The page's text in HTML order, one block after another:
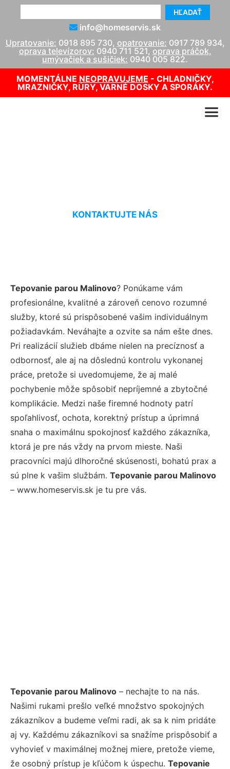
HĽADAŤ
info@homeservis.sk
Upratovanie: 0918 895 730, opatrovanie: 0917 789 934,
oprava televízorov: 0940 711 521, oprava práčok,
umývačiek a sušičiek: 0940 005 822.
MOMENTÁLNE NEOPRAVUJEME - CHLADNIČKY,
MRAZNIČKY, RÚRY, VARNÉ DOSKY A SPORÁKY.
KONTAKTUJTE NÁS
Tepovanie parou Malinovo? Ponúkame vám
profesionálne, kvalitné a zároveň cenovo rozumné
služby, ktoré sú prispôsobené vašim individuálnym
požiadavkám. Neváhajte a ozvite sa nám ešte dnes.
Pri realizácií služieb dbáme nielen na precíznosť a
odbornosť, ale aj na dôslednú kontrolu vykonanej
práce, pretože si uvedomujeme, že aj malé
pochybenie môže spôsobiť nepríjemné a zbytočné
komplikácie. Medzi naše firemné hodnoty patrí
spoľahlivosť, ochota, korektný prístup a úprimná
snaha o maximálnu spokojnosť každého zákazníka,
ktorá je pre nás vždy na prvom mieste. Naši
pracovníci majú dlhoročné skúsenosti, bohatú prax a
sú plne k vašim službám. Tepovanie parou Malinovo
– www.homeservis.sk je tu pre vás.
Tepovanie parou Malinovo – nechajte to na nás.
Našimi rukami prešlo veľké množstvo spokojných
zákazníkov a budeme veľmi radi, ak sa k nim pridáte
aj vy. Každému zákazníkovi sa snažíme prispôsobiť a
vyhovieť v maximálnej možnej miere, pretože vieme,
že osobný prístup je kľúčom k úspechu. Tepovanie